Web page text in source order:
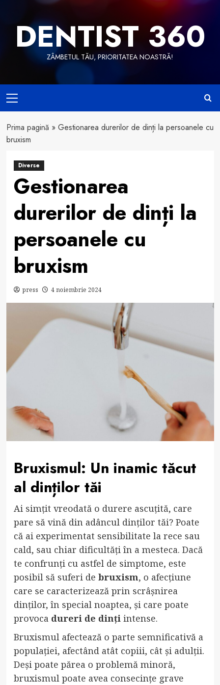
contentDENTIST 360
ZÂMBETUL TĂU, PRIORITATEA NOASTRĂ!
Menu
Prima pagină » Gestionarea durerilor de dinți la persoanele cu
bruxism
Diverse
Gestionarea
durerilor de dinți la
persoanele cu
bruxism
press 4 noiembrie 2024
Bruxismul: Un inamic tăcut
al dinților tăi
Ai simțit vreodată o durere ascuțită, care
pare să vină din adâncul dinților tăi? Poate
că ai experimentat sensibilitate la rece sau
cald, sau chiar dificultăți în a mesteca. Dacă
te confrunți cu astfel de simptome, este
posibil să suferi de bruxism, o afecțiune
care se caracterizează prin scrâșnirea
dinților, în special noaptea, și care poate
provoca dureri de dințiintense.
Bruxismul afectează o parte semnificativă a
populației, afectând atât copiii, cât și adulții.
Deși poate părea o problemă minoră,
bruxismul poate avea consecințe grave